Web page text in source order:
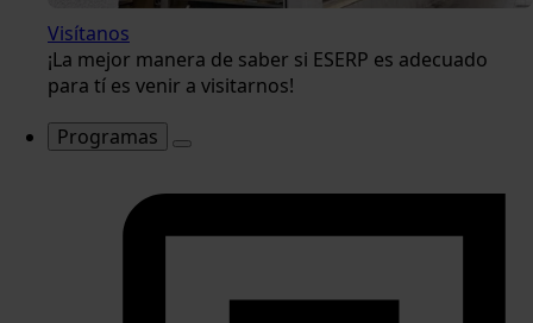
Visítanos
¡La mejor manera de saber si ESERP es adecuado
para tí es venir a visitarnos!
Programas